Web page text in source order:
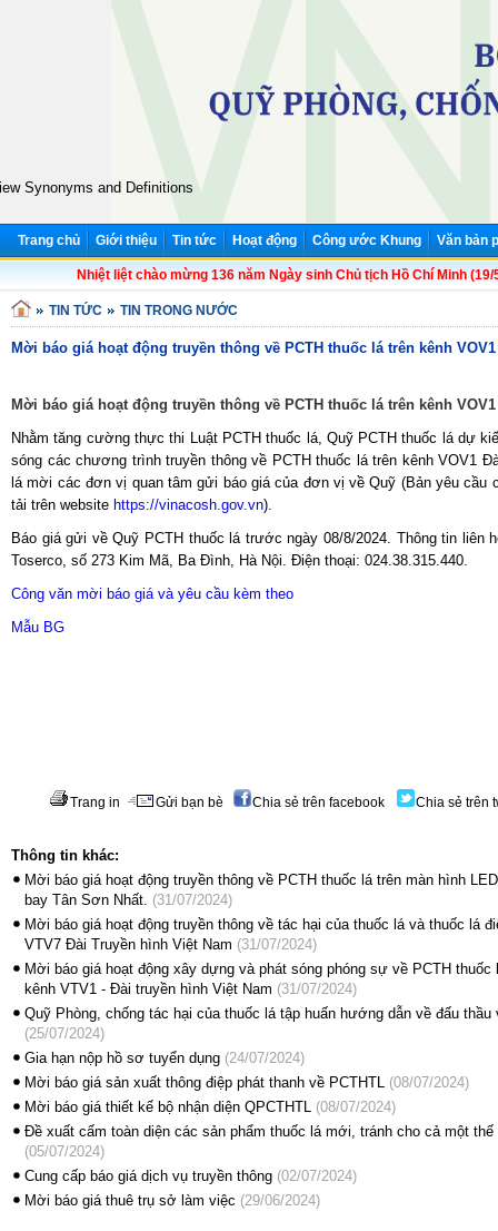
Trang chủ Giới thiệu Tin tức Hoạt động Công ước Khung Văn bản
Nhiệt liệt chào mừng 136 năm Ngày sinh Chủ tịch Hồ Chí Minh
TIN TỨC TIN TRONG NƯỚC
Mời báo giá hoạt động truyền thông về PCTH thuốc lá trên kênh
Mời báo giá hoạt động truyền thông về PCTH thuốc lá trên kênh
Nhằm tăng cường thực thi Luật PCTH thuốc lá, Quỹ PCTH thuốc lá dự
sóng các chương trình truyền thông về PCTH thuốc lá trên kênh VOV1
lá mời các đơn vị quan tâm gửi báo giá của đơn vị về Quỹ (Bản yêu cầu
tải trên website https://vinacosh.gov.vn).
Báo giá gửi về Quỹ PCTH thuốc lá trước ngày 08/8/2024. Thông tin liên
Toserco, số 273 Kim Mã, Ba Đình, Hà Nội. Điện thoại: 024.38.315.440.
Công văn mời báo giá và yêu cầu kèm theo
Mẫu BG
Synonyms and Definitions
Trang in Gửi bạn bè Chia sẻ trên facebook Chia sẻ trên
Thông tin khác:
Mời báo giá hoạt động truyền thông về PCTH thuốc lá trên màn hình
bay Tân Sơn Nhất. (31/07/2024)
Mời báo giá hoạt động truyền thông về tác hại của thuốc lá và thuốc lá
VTV7 Đài Truyền hình Việt Nam (31/07/2024)
Mời báo giá hoạt động xây dựng và phát sóng phóng sự về PCTH
kênh VTV1 - Đài truyền hình Việt Nam (31/07/2024)
Quỹ Phòng, chống tác hại của thuốc lá tập huấn hướng dẫn về đấu thầu
(25/07/2024)
Gia hạn nộp hồ sơ tuyển dụng (24/07/2024)
Mời báo giá sản xuất thông điệp phát thanh về PCTHTL
(08/07/2024)
Mời báo giá thiết kế bộ nhận diện QPCTHTL
(08/07/2024)
Đề xuất cấm toàn diện các sản phẩm thuốc lá mới, tránh cho cả một
(05/07/2024)
Cung cấp báo giá dịch vụ truyền thông (02/07/2024)
Mời báo giá thuê trụ sở làm việc (29/06/2024)